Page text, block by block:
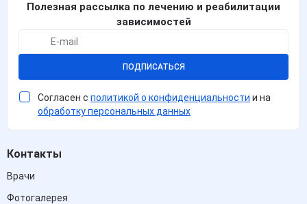
Полезная рассылка по лечению и реабилитации
зависимостей
ПОДПИСАТЬСЯ
Согласен с политикой о конфиденциальности и на
обработку персональных данных
Контакты
Врачи
Фотогалерея